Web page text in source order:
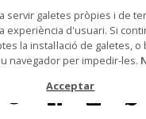
pintura
Autoria Sala Gascons,
servir galetes pròpies i de
experiència d'usuari. Si
la instal·lació de galetes, o
navegador per impedir-les.
Acceptar